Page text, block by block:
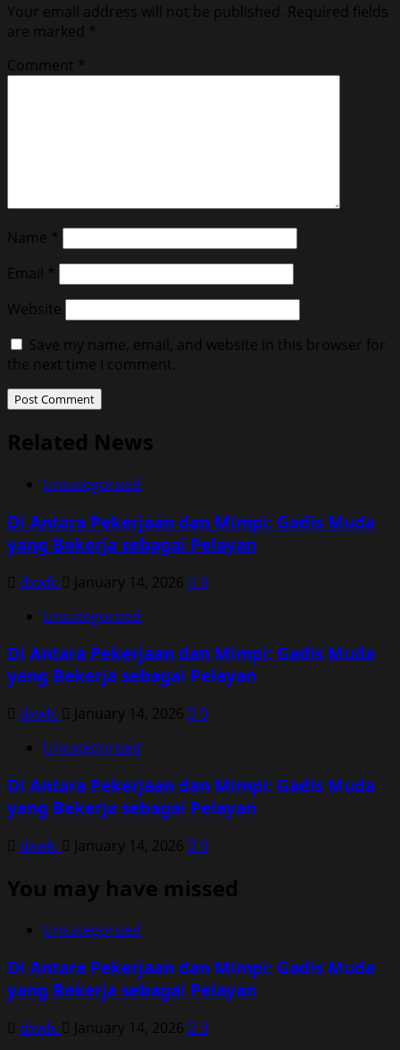
Your email address will not be published. Required fields
are marked *
Comment *
Name *
Email
*
Website
Save my name, email, and website in this browser for
the next time I comment.
Related News
Uncategorized
Di Antara Pekerjaan dan Mimpi: Gadis Muda
yang Bekerja sebagai Pelayan
dxwfc January 14, 2026
0
Uncategorized
Di Antara Pekerjaan dan Mimpi: Gadis Muda
yang Bekerja sebagai Pelayan
dxwfc January 14, 2026
0
Uncategorized
Di Antara Pekerjaan dan Mimpi: Gadis Muda
yang Bekerja sebagai Pelayan
dxwfc January 14, 2026 0
You may have missed
Uncategorized
Di Antara Pekerjaan dan Mimpi: Gadis Muda
yang Bekerja sebagai Pelayan
dxwfc January 14, 2026
0